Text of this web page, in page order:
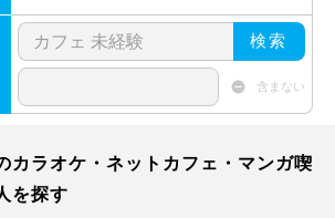
検索
含まない
カラオケ・ネットカフェ・マンガ喫
を探す